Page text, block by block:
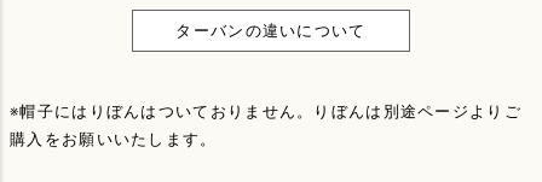
ターバンの違いについて
※帽子にはりぼんはついておりません。りぼんは別途ページよりご
購入をお願いいたします。